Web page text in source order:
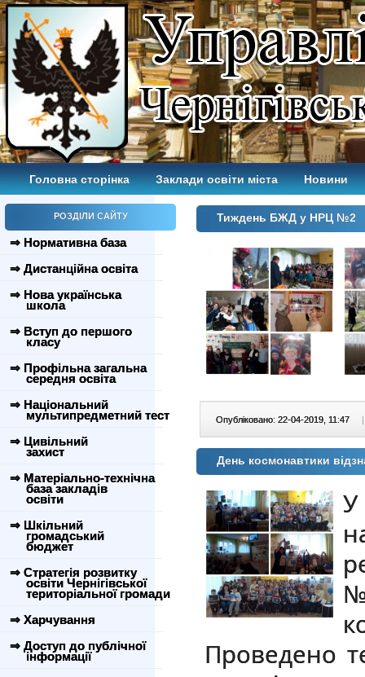
Головна сторінка Заклади освіти міста Новини
РОЗДІЛИ САЙТУ
⇒ Нормативна база
⇒ Дистанційна освіта
⇒ Нова українська
школа
⇒ Вступ до першого
класу
⇒ Профільна загальна
середня освіта
⇒ Національний
мультипредметний тест
⇒ Цивільний
захист
⇒ Матеріально-технічна
база закладів
освіти
⇒ Шкільний
громадський
бюджет
⇒ Стратегія розвитку
освіти Чернігівської
територіальної громади
⇒ Харчування
⇒ Доступ до публічної
інформації
Тиждень БЖД у НРЦ №2
Опубліковано: 22-04-2019, 11:47 |
День космонавтики
Проведено